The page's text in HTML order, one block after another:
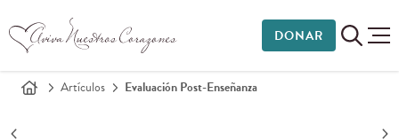
DONAR
Artículos Evaluación Post-Enseñanza